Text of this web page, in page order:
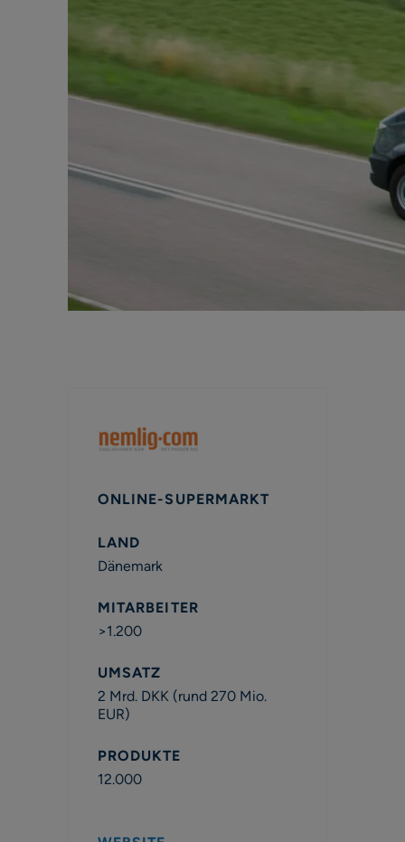
ONLINE-SUPERMARKT
LAND
Dänemark
MITARBEITER
>1.200
UMSATZ
2 Mrd. DKK (rund 270 Mio.
EUR)
PRODUKTE
12.000